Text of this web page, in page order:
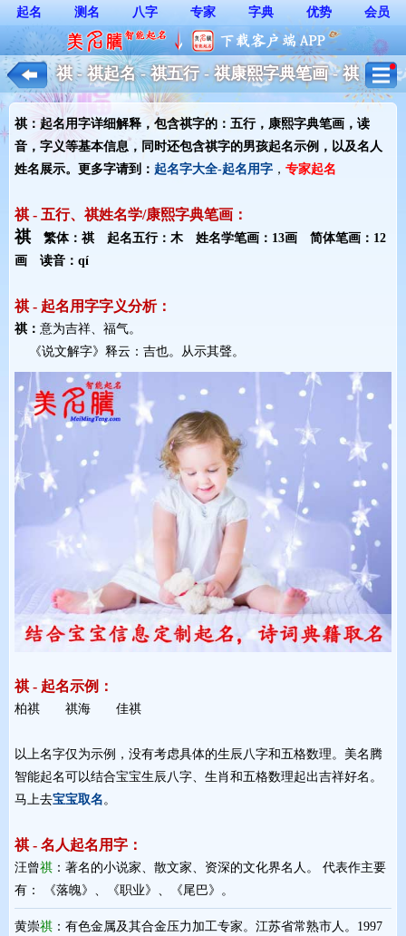
起名 测名 八字 专家 字典 优势 会员
祺 - 祺起名 - 祺五行 - 祺康熙字典笔画 - 祺
起名用字解释 - 男孩起名
祺：起名用字详细解释，包含祺字的：五行，康熙字典笔画，读
音，字义等基本信息，同时还包含祺字的男孩起名示例，以及名人
姓名展示。更多字请到： 起名字大全-起名用字 ， 专家起名
祺 - 五行、祺姓名学/康熙字典笔画：
祺繁体：祺 起名五行：木 姓名学笔画：13画 简体笔画：12
画 读音：qí
祺 - 起名用字字义分析：
祺： 意为吉祥、福气。
《说文解字》释云：吉也。从示其聲。
祺 - 起名示例：
柏祺 祺海 佳祺
以上名字仅为示例，没有考虑具体的生辰八字和五格数理。美名腾
智能起名可以结合宝宝生辰八字、生肖和五格数理起出吉祥好名。
马上去宝宝取名。
祺 - 名人起名用字：
汪曾祺 ：著名的小说家、散文家、资深的文化界名人。 代表作主要
有： 《落魄》、《职业》、《尾巴》。
黄崇祺 ：有色金属及其合金压力加工专家。江苏省常熟市人。1997